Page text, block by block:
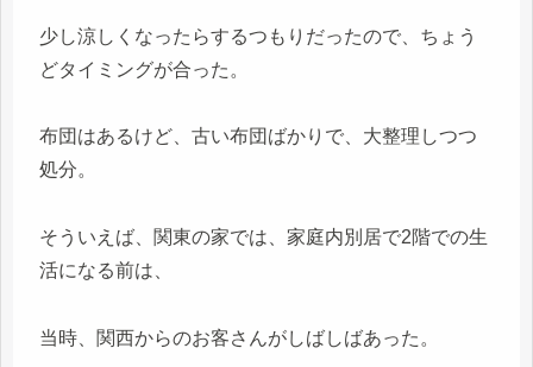
少し涼しくなったらするつもりだったので、ちょう
どタイミングが合った。
布団はあるけど、古い布団ばかりで、大整理しつつ
処分。
そういえば、関東の家では、家庭内別居で2階での生
活になる前は、
当時、関西からのお客さんがしばしばあった。